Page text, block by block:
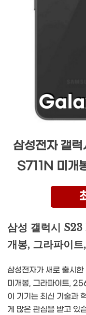
삼성전자 갤
S711N 미개
삼성 갤럭시 S23
개봉, 그라파이
삼성전자가 새로 출시
미개봉, 그라파이트,
이 기기는 최신 기술과
게 많은 관심을 받고 있